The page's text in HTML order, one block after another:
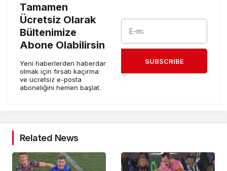
Tamamen
Ücretsiz Olarak
Bültenimize
Abone Olabilirsin
Yeni haberlerden haberdar
olmak için fırsatı kaçırma
ve ücretsiz e-posta
aboneliğini hemen başlat.
SUBSCRIBE
Related News